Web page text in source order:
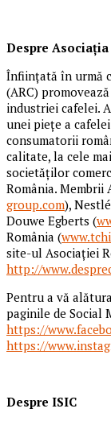
Despre Asociaţia
Înfiinţată în urmă
(ARC)
industriei cafelei.
unei pieţe a
consumatorii
calitate, la cele
societăţilor
România. Membrii
group.com),
Douwe Egberts (
România (
site-ul Asociației
http://
Pentru a vă
paginile de Social
https://
https://
Despre ISIC